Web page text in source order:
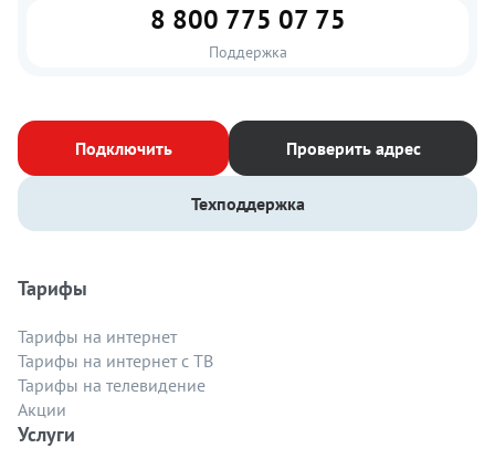
8 800 775 07 75
Поддержка
Подключить Проверить адрес
Техподдержка
Тарифы
Тарифы на интернет
Тарифы на интернет с ТВ
Тарифы на телевидение
Акции
Услуги